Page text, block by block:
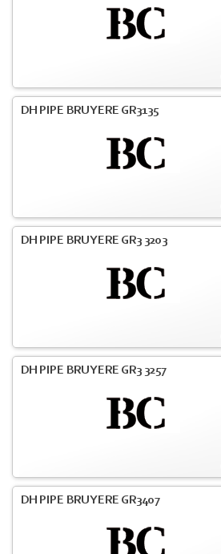
DH PIPE BRUYERE GR3135
DH PIPE BRUYERE GR3 3203
DH PIPE BRUYERE GR3 3257
DH PIPE BRUYERE GR3407